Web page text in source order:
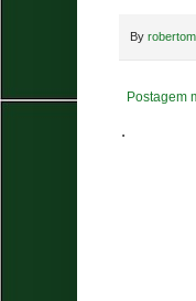
By
Postagem
.